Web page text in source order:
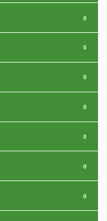
0
0
0
0
0
0
0